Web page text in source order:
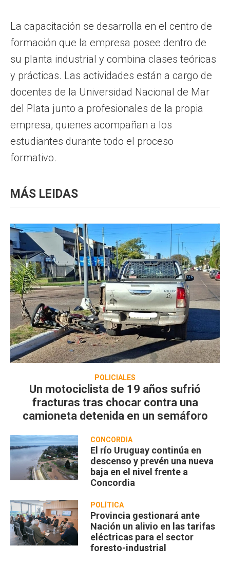
La capacitación se desarrolla en el centro de
formación que la empresa posee dentro de
su planta industrial y combina clases teóricas
y prácticas. Las actividades están a cargo de
docentes de la Universidad Nacional de Mar
del Plata junto a profesionales de la propia
empresa, quienes acompañan a los
estudiantes durante todo el proceso
formativo.
MÁS LEIDAS
POLICIALES
Un motociclista de 19 años sufrió
fracturas tras chocar contra una
camioneta detenida en un semáforo
CONCORDIA
El río Uruguay continúa en
descenso y prevén una nueva
baja en el nivel frente a
Concordia
POLÍTICA
Provincia gestionará ante
Nación un alivio en las tarifas
eléctricas para el sector
foresto-industrial